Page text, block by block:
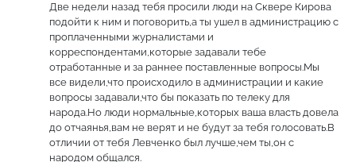
Две недели назад тебя просили люди на Сквере Кирова
подойти к ним и поговорить,а ты ушел в администрацию с
проплаченными журналистами и
корреспондентами,которые задавали тебе
отработанные и за раннее поставленные вопросы.Мы
все видели,что происходило в администрации и какие
вопросы задавали,что бы показать по телеку для
народа.Но люди нормальные,которых ваша власть довела
до отчаянья,вам не верят и не будут за тебя голосовать.В
отличии от тебя Левченко был лучше,чем ты,он с
народом общался.